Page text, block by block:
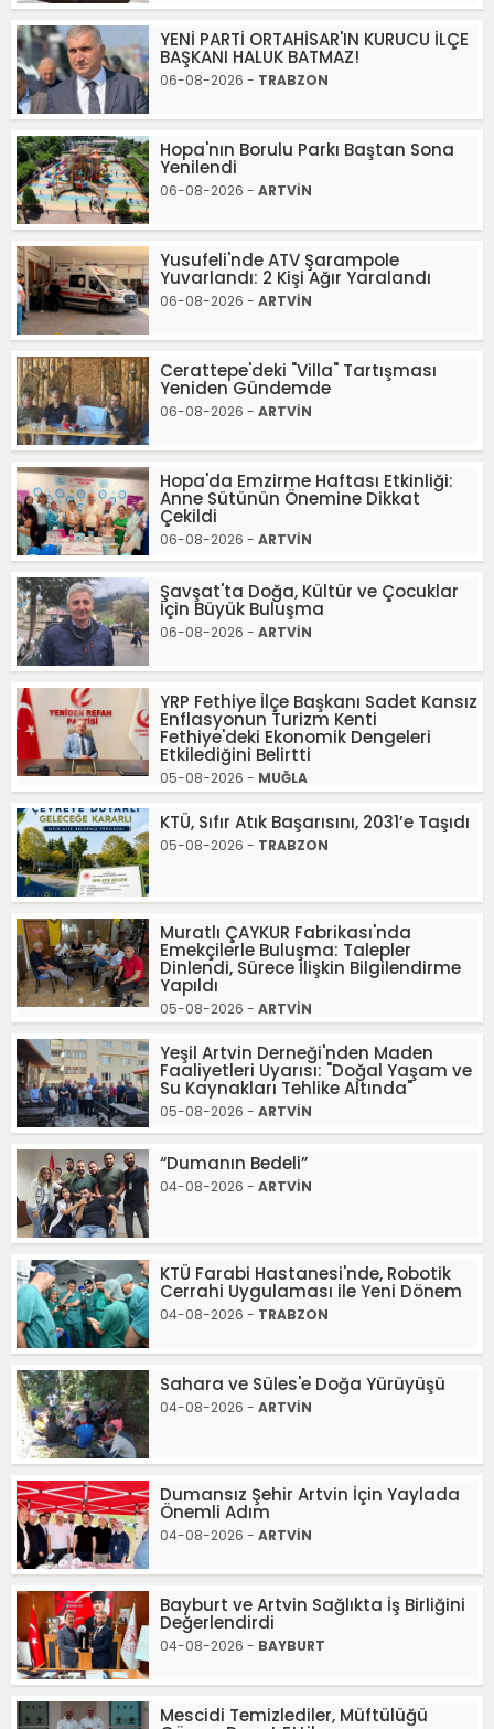
YENİ PARTİ ORTAHİSAR'IN KURUCU İLÇE
BAŞKANI HALUK BATMAZ!
06-08-2026 - TRABZON
Hopa'nın Borulu Parkı Baştan Sona
Yenilendi
06-08-2026 - ARTVİN
Yusufeli'nde ATV Şarampole
Yuvarlandı: 2 Kişi Ağır Yaralandı
06-08-2026 - ARTVİN
Cerattepe'deki "Villa" Tartışması
Yeniden Gündemde
06-08-2026 - ARTVİN
Hopa'da Emzirme Haftası Etkinliği:
Anne Sütünün Önemine Dikkat
Çekildi
06-08-2026 - ARTVİN
Şavşat'ta Doğa, Kültür ve Çocuklar
İçin Büyük Buluşma
06-08-2026 - ARTVİN
YRP Fethiye İlçe Başkanı Sadet Kansız
Enflasyonun Turizm Kenti
Fethiye'deki Ekonomik Dengeleri
Etkilediğini Belirtti
05-08-2026 - MUĞLA
KTÜ, Sıfır Atık Başarısını, 2031’e Taşıdı
05-08-2026 - TRABZON
Muratlı ÇAYKUR Fabrikası'nda
Emekçilerle Buluşma: Talepler
Dinlendi, Sürece İlişkin Bilgilendirme
Yapıldı
05-08-2026 - ARTVİN
Yeşil Artvin Derneği'nden Maden
Faaliyetleri Uyarısı: "Doğal Yaşam ve
Su Kaynakları Tehlike Altında"
05-08-2026 - ARTVİN
“Dumanın Bedeli”
04-08-2026 - ARTVİN
KTÜ Farabi Hastanesi'nde, Robotik
Cerrahi Uygulaması ile Yeni Dönem
04-08-2026 - TRABZON
Sahara ve Süles'e Doğa Yürüyüşü
04-08-2026 - ARTVİN
Dumansız Şehir Artvin İçin Yaylada
Önemli Adım
04-08-2026 - ARTVİN
Bayburt ve Artvin Sağlıkta İş Birliğini
Değerlendirdi
04-08-2026 - BAYBURT
Mescidi Temizlediler, Müftülüğü